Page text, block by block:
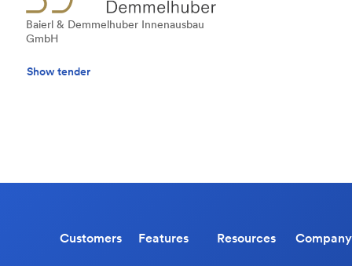
Baierl & Demmelhuber Innenausbau
GmbH
Show tender
Customers Features Resources Company